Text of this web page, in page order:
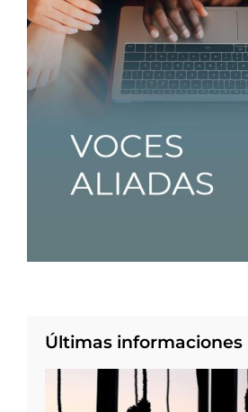
Últimas informaciones